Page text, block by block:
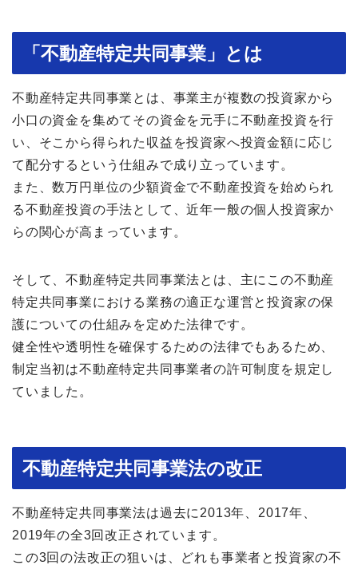
「不動産特定共同事業」とは
不動産特定共同事業とは、事業主が複数の投資家から
小口の資金を集めてその資金を元手に不動産投資を行
い、そこから得られた収益を投資家へ投資金額に応じ
て配分するという仕組みで成り立っています。
また、数万円単位の少額資金で不動産投資を始められ
る不動産投資の手法として、近年一般の個人投資家か
らの関心が高まっています。
そして、不動産特定共同事業法とは、主にこの不動産
特定共同事業における業務の適正な運営と投資家の保
護についての仕組みを定めた法律です。
健全性や透明性を確保するための法律でもあるため、
制定当初は不動産特定共同事業者の許可制度を規定し
ていました。
不動産特定共同事業法の改正
不動産特定共同事業法は過去に2013年、2017年、
2019年の全3回改正されています。
この3回の法改正の狙いは、どれも事業者と投資家の不